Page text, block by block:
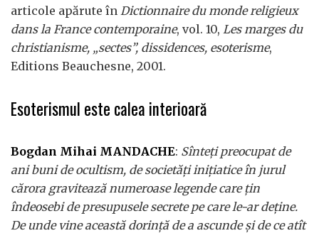
articole apărute în Dictionnaire du monde religieux
dans la France contemporaine, vol. 10, Les marges du
christianisme, „sectes”, dissidences, esoterisme,
Editions Beauchesne, 2001.
Esoterismul este calea interioară
Bogdan Mihai MANDACHE: Sînteţi preocupat de
ani buni de ocultism, de societăţi iniţiatice în jurul
cărora gravitează numeroase legende care ţin
îndeosebi de presupusele secrete pe care le-ar deţine.
De unde vine această dorinţă de a ascunde şi de ce atît